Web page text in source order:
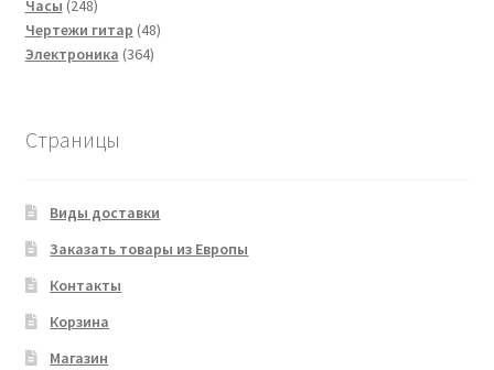
Часы 248
товаров
Чертежи гитар 4848
Электроника 364364
Страницы
Виды доставки
Заказать товары из Европы
Контакты
Корзина
Магазин